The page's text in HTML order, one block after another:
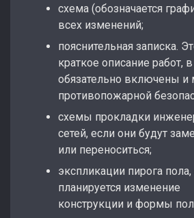
схема (обозначается
всех изменений;
пояснительная записка.
краткое описание работ,
обязательно включены и
противопожарной
схемы прокладки
сетей, если они будут
или переноситься;
экспликации пирога пола,
планируется изменение
конструкции и формы